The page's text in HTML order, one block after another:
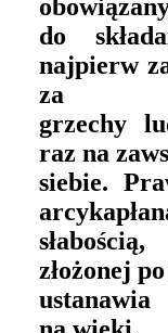
do
najpierw
za
grzechy
raz na
siebie.
złożonej